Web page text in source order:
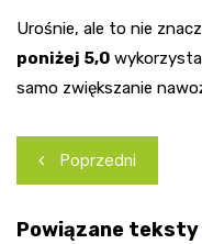
Urośnie, ale to nie
poniżej 5,0
samo zwiększanie
Nawigacja
wpisu
Poprzedni
Powiązane teksty